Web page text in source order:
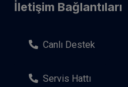
İletişim Bağlantıları
Canlı Destek
Servis Hattı